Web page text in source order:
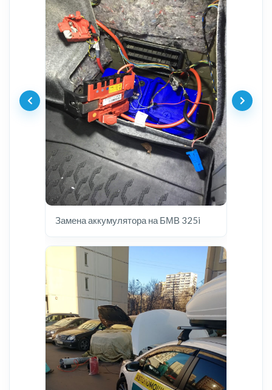
Замена аккумулятора на БМВ 325i